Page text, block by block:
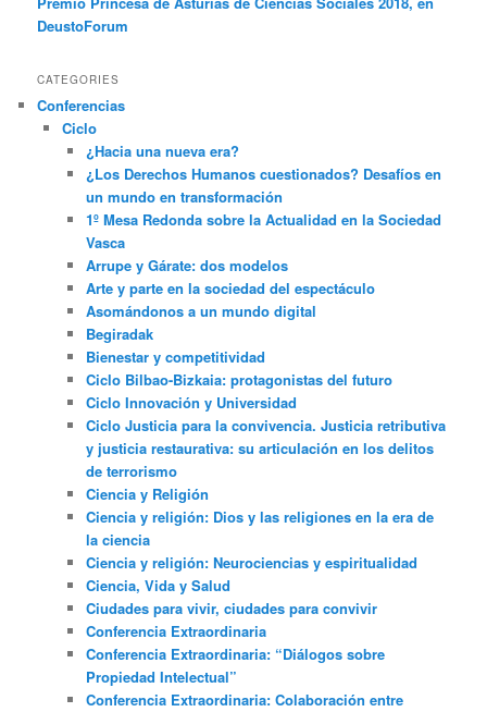
DeustoForum
CATEGORIES
Conferencias
Ciclo
¿Hacia una nueva era?
¿Los Derechos Humanos cuestionados? Desafíos en
un mundo en transformación
1º Mesa Redonda sobre la Actualidad en la Sociedad
Vasca
Arrupe y Gárate: dos modelos
Arte y parte en la sociedad del espectáculo
Asomándonos a un mundo digital
Begiradak
Bienestar y competitividad
Ciclo Bilbao-Bizkaia: protagonistas del futuro
Ciclo Innovación y Universidad
Ciclo Justicia para la convivencia. Justicia retributiva
y justicia restaurativa: su articulación en los delitos
de terrorismo
Ciencia y Religión
Ciencia y religión: Dios y las religiones en la era de
la ciencia
Ciencia y religión: Neurociencias y espiritualidad
Ciencia, Vida y Salud
Ciudades para vivir, ciudades para convivir
Conferencia Extraordinaria
Conferencia Extraordinaria: “Diálogos sobre
Propiedad Intelectual”
Conferencia Extraordinaria: Colaboración entre